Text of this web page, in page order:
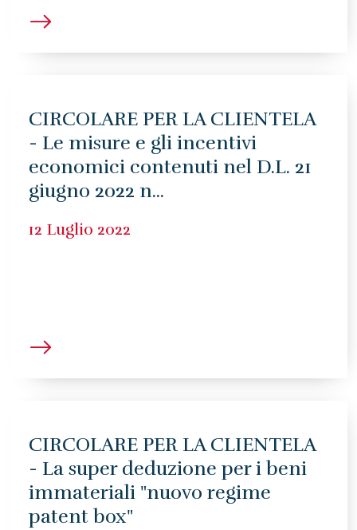
CIRCOLARE PER LA CLIENTELA
- Le misure e gli incentivi
economici contenuti nel D.L. 21
giugno 2022 n...
12 Luglio 2022
CIRCOLARE PER LA CLIENTELA
- La super deduzione per i beni
immateriali "nuovo regime
patent box"